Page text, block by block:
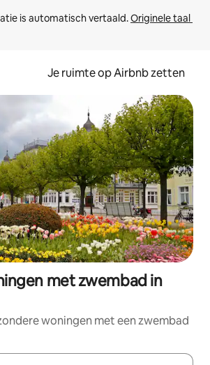
is automatisch vertaald. Originele taal
Je ruimte op Airbnb zetten
met zwembad in
woningen met een zwembad